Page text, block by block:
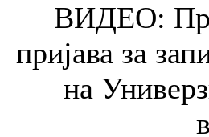
ВИДЕО:
пријава за
на